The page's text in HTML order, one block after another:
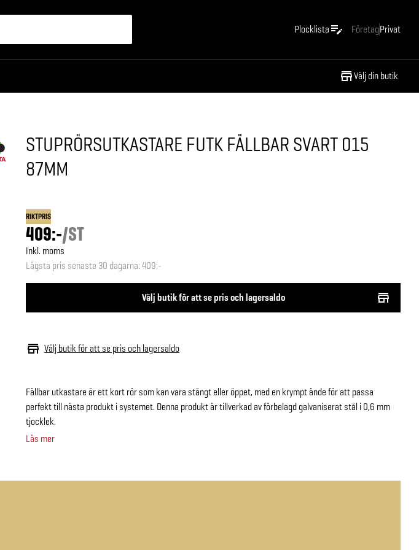
Plocklista FöretagPrivat
Välj din butik
STUPRÖRSUTKASTARE FUTK FÄLLBAR SVART 015
87MM
RIKTPRIS
409:-/ST
Inkl. moms
Lägsta pris senaste 30 dagarna:409:-
Välj butik för att se pris och lagersaldo
Välj butik för att se pris och lagersaldo
Fällbar utkastare är ett kort rör som kan vara stängt eller öppet, med en krympt ände för att passa
perfekt till nästa produkt i systemet. Denna produkt är tillverkad av förbelagd galvaniserat stål i 0,6 mm
tjocklek.
Läs mer